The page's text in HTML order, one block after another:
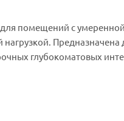
для помещений с умеренной
нагрузкой. Предназначена
глубокоматовых
и имеет экономичный
объектах. Краска